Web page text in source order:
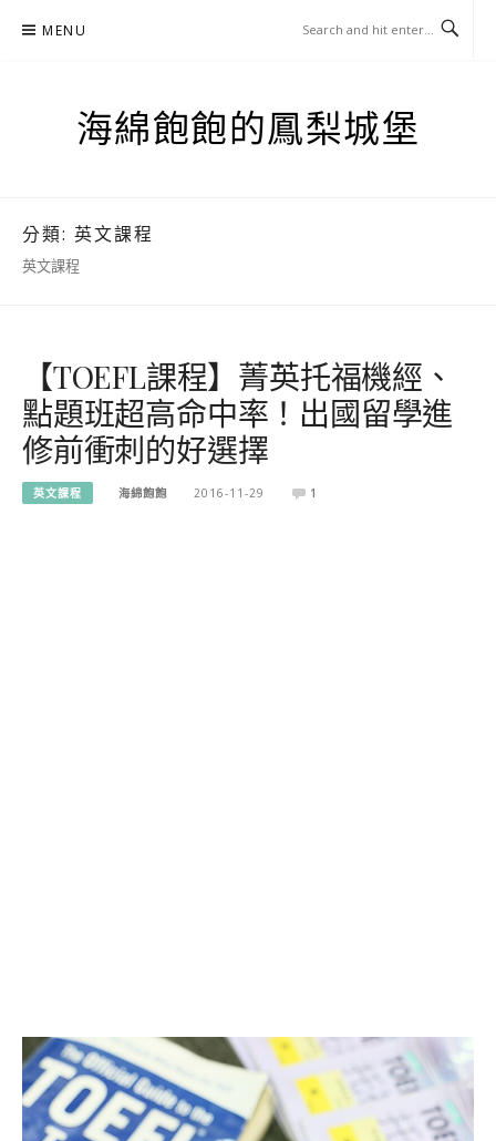
MENU
海綿飽飽的鳳梨城堡
分類: 英文課程
英文課程
【TOEFL課程】菁英托福機經、
點題班超高命中率！出國留學進
修前衝刺的好選擇
英文課程 海綿飽飽 2016-11-29 1